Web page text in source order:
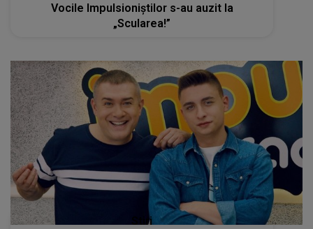
Vocile Impulsioniștilor s-au auzit la
„Scularea!”
Stiri